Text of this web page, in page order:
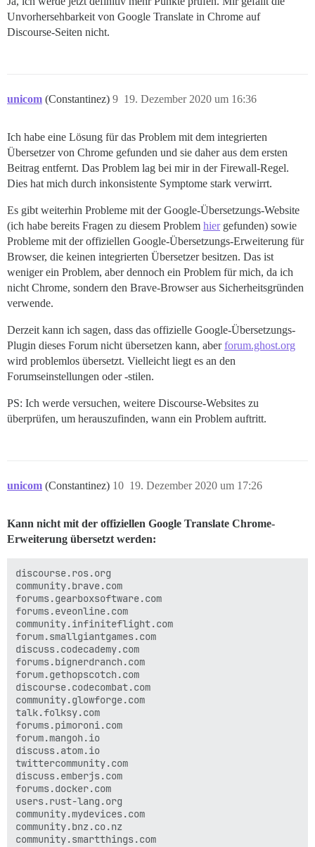
Unvorhersehbarkeit von Google Translate in Chrome auf
Discourse-Seiten nicht.
unicom (Constantinez) 19. Dezember 2020 um 16:36
9
Ich habe eine Lösung für das Problem mit dem integrierten
Übersetzer von Chrome gefunden und sie daher aus dem ersten
Beitrag entfernt. Das Problem lag bei mir in der Firewall-Regel.
Dies hat mich durch inkonsistente Symptome stark verwirrt.
Es gibt weiterhin Probleme mit der Google-Übersetzungs-Website
(ich habe bereits Fragen zu diesem Problem hiergefunden) sowie
Probleme mit der offiziellen Google-Übersetzungs-Erweiterung für
Browser, die keinen integrierten Übersetzer besitzen. Das ist
weniger ein Problem, aber dennoch ein Problem für mich, da ich
nicht Chrome, sondern den Brave-Browser aus Sicherheitsgründen
verwende.
Derzeit kann ich sagen, dass das offizielle Google-Übersetzungs-
Plugin dieses Forum nicht übersetzen kann, aberforum.ghost.org
wird problemlos übersetzt. Vielleicht liegt es an den
Forumseinstellungen oder -stilen.
PS: Ich werde versuchen, weitere Discourse-Websites zu
überprüfen, um herauszufinden, wann ein Problem auftritt.
unicom (Constantinez) 19. Dezember 2020 um 17:26
10
Kann nicht mit der offiziellen Google Translate Chrome-
Erweiterung übersetzt werden:
discourse.ros.org
community.brave.com
forums.gearboxsoftware.com
forums.eveonline.com
community.infiniteflight.com
forum.smallgiantgames.com
discuss.codecademy.com
forums.bignerdranch.com
forum.gethopscotch.com
discourse.codecombat.com
community.glowforge.com
talk.folksy.com
forums.pimoroni.com
forum.mangoh.io
discuss.atom.io
twittercommunity.com
discuss.emberjs.com
forums.docker.com
users.rust-lang.org
community.mydevices.com
community.bnz.co.nz
community.smartthings.com